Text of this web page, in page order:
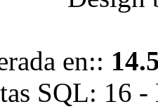
en::
SQL: 16